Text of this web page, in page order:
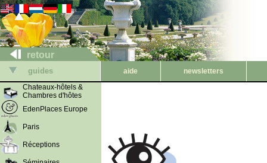
retour
guides aide
newsletters
Chateaux-hôtels &
Chambres d'hôtes
EdenPlaces Europe
Paris
Réceptions